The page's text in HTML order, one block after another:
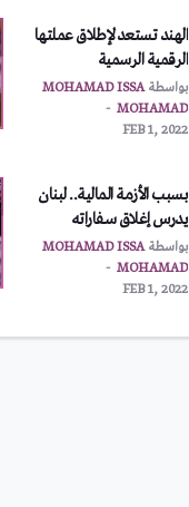
الهند تستعد لإطلاق عملتها
الرقمية الرسمية
بواسطةMOHAMAD ISSA
MOHAMAD
FEB 1, 2022
بسبب الأزمة المالية.. لبنان
يدرس إغلاق سفاراته
بواسطةMOHAMAD ISSA
MOHAMAD
FEB 1, 2022